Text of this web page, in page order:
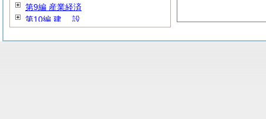
第9編 産業経済
第10編 建 設
第12編消防